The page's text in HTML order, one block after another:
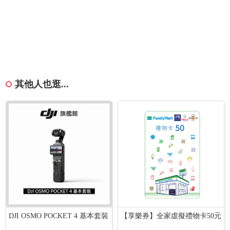
其他人也逛...
DJI OSMO POCKET 4 基本套裝 【享樂券】全家虛擬禮物卡50元